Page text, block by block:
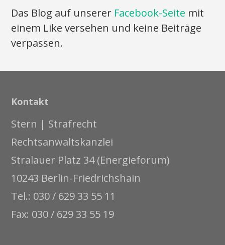
Das Blog auf unserer Facebook-Seite mit
einem Like versehen und keine Beiträge
verpassen.
Kontakt
Stern | Strafrecht
Rechtsanwaltskanzlei
Stralauer Platz 34 (Energieforum)
10243 Berlin-Friedrichshain
Tel.: 030 / 629 33 55 11
Fax: 030 / 629 33 55 19